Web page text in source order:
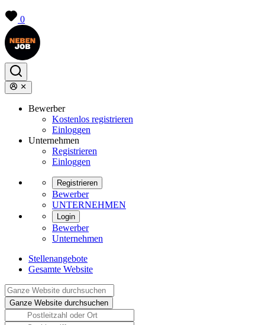
0
Bewerber
Kostenlos registrieren
Einloggen
Unternehmen
Registrieren
Einloggen
Registrieren
Bewerber
UNTERNEHMEN
Login
Bewerber
Unternehmen
Stellenangebote
Gesamte Website